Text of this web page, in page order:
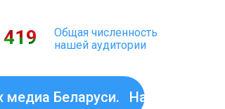
Общая численность
нашей аудитории
Наша сеть